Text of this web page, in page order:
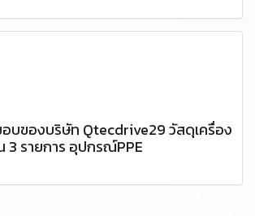
บของบริษัท Qtecdrive29 วัสดุเครื่อง
3 รายการ อุปกรณ์PPE